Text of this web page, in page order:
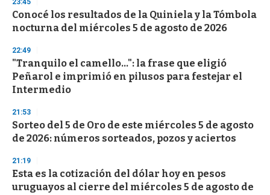
23:45
Conocé los resultados de la Quiniela y la Tómbola
nocturna del miércoles 5 de agosto de 2026
22:49
"Tranquilo el camello...": la frase que eligió
Peñarol e imprimió en pilusos para festejar el
Intermedio
21:53
Sorteo del 5 de Oro de este miércoles 5 de agosto
de 2026: números sorteados, pozos y aciertos
21:19
Esta es la cotización del dólar hoy en pesos
uruguayos al cierre del miércoles 5 de agosto de